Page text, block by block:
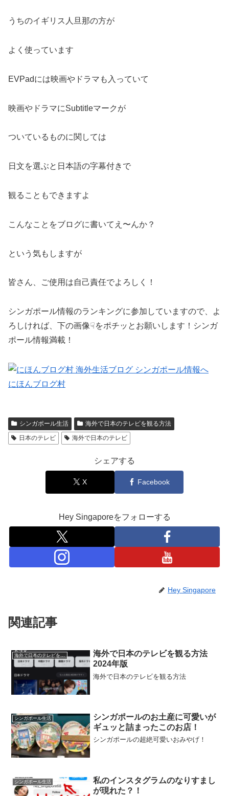
うちのイギリス人旦那の方が
よく使っています
EVPadには映画やドラマも入っていて
映画やドラマにSubtitleマークが
ついているものに関しては
日文を選ぶと日本語の字幕付きで
観ることもできますよ
こんなことをブログに書いてえ〜んか？
という気もしますが
皆さん、ご使用は自己責任でよろしく！
シンガポール情報のランキングに参加していますので、よ
ろしければ、下の画像☟をポチッとお願いします！シンガ
ポール情報満載！
にほんブログ村
シンガポール生活
海外で日本のテレビを観る方法
日本のテレビ
海外で日本のテレビ
シェアする
X Facebook
Hey Singaporeをフォローする
Hey Singapore
関連記事
海外で日本のテレビを観る方法
2024年版
海外で日本のテレビを観る方法
シンガポール生活
シンガポールのお土産に可愛いが
ギュッと詰まったこのお店！
シンガポールの超絶可愛いおみやげ！
シンガポール生活
私のインスタグラムのなりすまし
が現れた？！